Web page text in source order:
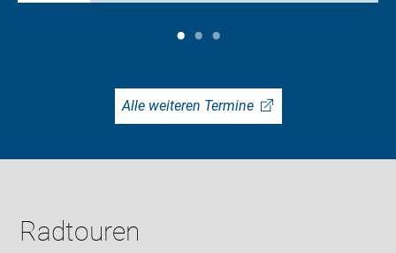
Alle weiteren Termine
Radtouren